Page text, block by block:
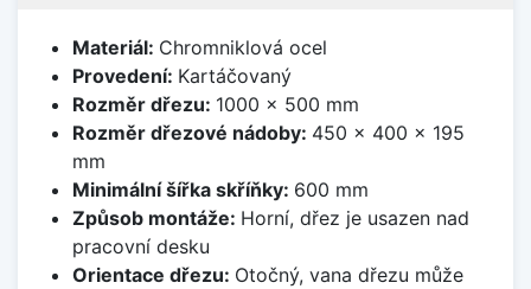
Materiál: Chromniklová ocel
Provedení: Kartáčovaný
Rozměr dřezu: 1000 x 500 mm
Rozměr dřezové nádoby: 450 x 400 x 195
mm
Minimální šířka skříňky: 600 mm
Způsob montáže: Horní, dřez je usazen nad
pracovní desku
Orientace dřezu: Otočný, vana dřezu může